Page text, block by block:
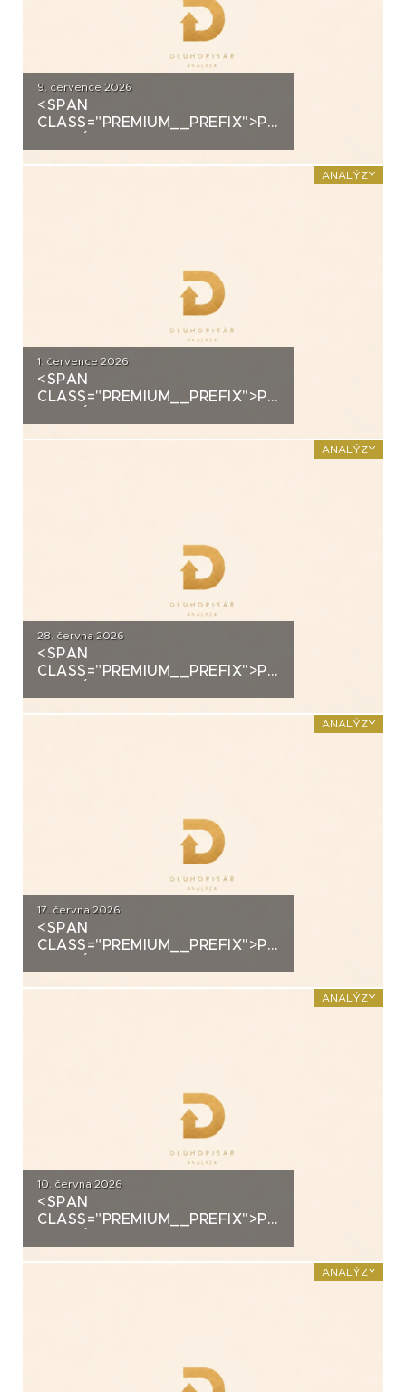
9. července 2026
<SPAN
CLASS="PREMIUM__PREFIX">PREMIUM</
ANALÝZY
1. července 2026
<SPAN
CLASS="PREMIUM__PREFIX">PREMIUM</
ANALÝZY
28. června 2026
<SPAN
CLASS="PREMIUM__PREFIX">PREMIUM</
ANALÝZY
17. června 2026
<SPAN
CLASS="PREMIUM__PREFIX">PREMIUM</
ANALÝZY
10. června 2026
<SPAN
CLASS="PREMIUM__PREFIX">PREMIUM</
ANALÝZY